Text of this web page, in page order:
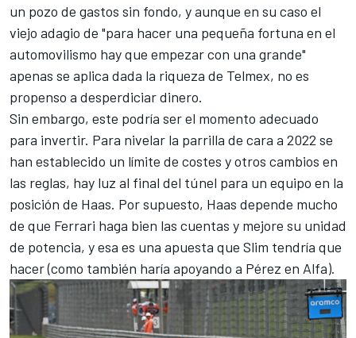
un pozo de gastos sin fondo, y aunque en su caso el
viejo adagio de "para hacer una pequeña fortuna en el
automovilismo hay que empezar con una grande"
apenas se aplica dada la riqueza de Telmex, no es
propenso a desperdiciar dinero.
Sin embargo, este podría ser el momento adecuado
para invertir. Para nivelar la parrilla de cara a 2022 se
han establecido un límite de costes y otros cambios en
las reglas, hay luz al final del túnel para un equipo en la
posición de Haas. Por supuesto, Haas depende mucho
de que Ferrari haga bien las cuentas y mejore su unidad
de potencia, y esa es una apuesta que Slim tendría que
hacer (como también haría apoyando a Pérez en Alfa).